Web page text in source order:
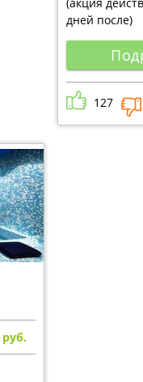
дней после)
127
руб.